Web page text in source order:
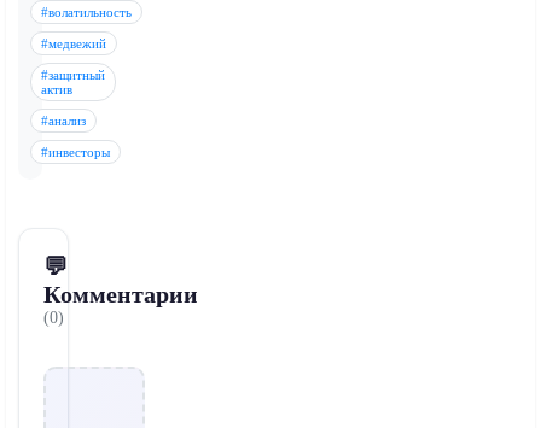
#волатильность
#медвежий
#защитный
актив
#анализ
#инвесторы
💬
Комментарии
(0)